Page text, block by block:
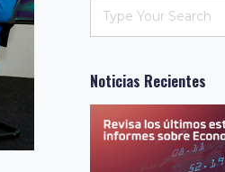
Noticias Recientes